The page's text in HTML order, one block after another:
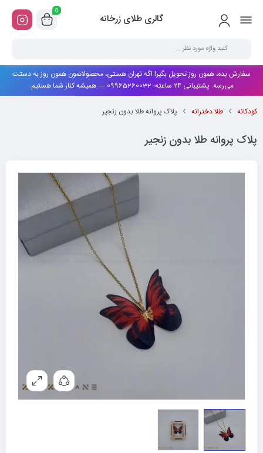
گالری طلای زرخانه
0
سفارش بده، همون روز تحویل بگیر! اگه تهران هستی، محصولاتمون همون روز به دستت
می‌رسه. پشتیبانی ۲۴ ساعته: 09965260032 — همیشه کنار شما هستیم.
کودکانه طلا دخترانه پلاک پروانه طلا بدون زنجیر
پلاک پروانه طلا بدون زنجیر